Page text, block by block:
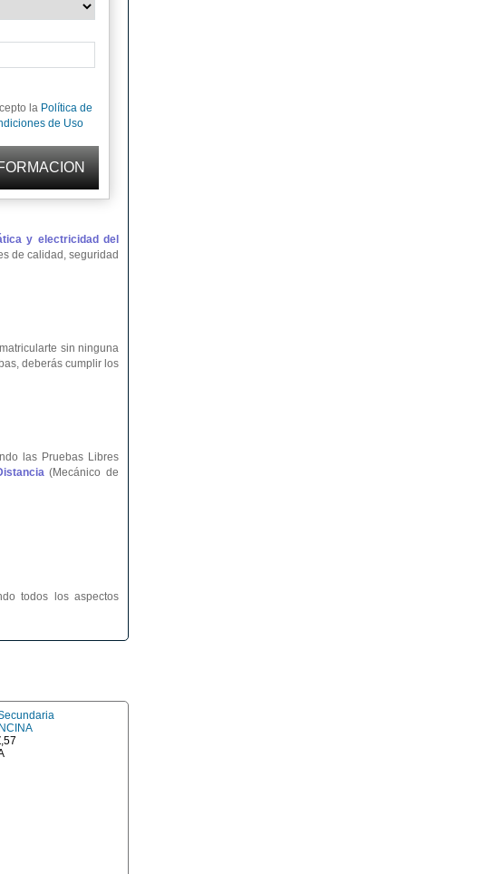
la Política de
de Uso
y electricidad del
de calidad, seguridad
sin ninguna
deberás cumplir los
las Pruebas Libres
(Mecánico de
todos los aspectos